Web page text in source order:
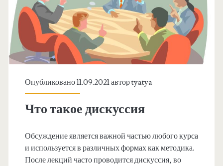
Опубликовано 11.09.2021 авторtyatya
Что такое дискуссия
Обсуждение является важной частью любого курса
и используется в различных формах как методика.
После лекций часто проводится дискуссия, во